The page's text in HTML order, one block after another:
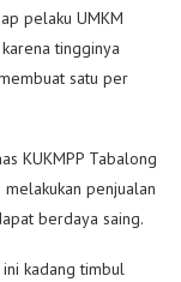
pelaku UMKM
tingginya
satu per
KUKMPP Tabalong
penjualan
berdaya saing.
kadang timbul